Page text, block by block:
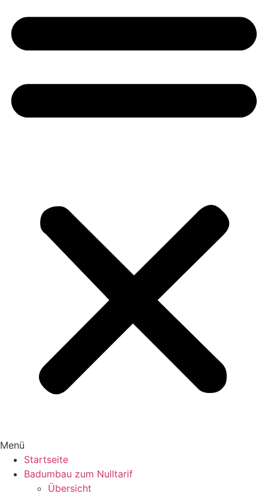
Menü
Startseite
Badumbau zum Nulltarif
Übersicht